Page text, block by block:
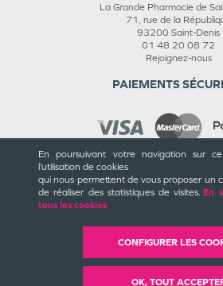
En poursuivant votre navigation sur
l’utilisation de cookies
qui nous permettent de vous proposer un
de réaliser des statistiques de visites. En
tous les cookies
CONFIGURER LES
OK, TOUT
La Grande Pharmacie de
71, rue de la
93200 Saint-Denis
01 48 20 08 72
Rejoignez-nous
CGU / CGV
Rappels de produits
Création2018-2026
PAIEMENTS